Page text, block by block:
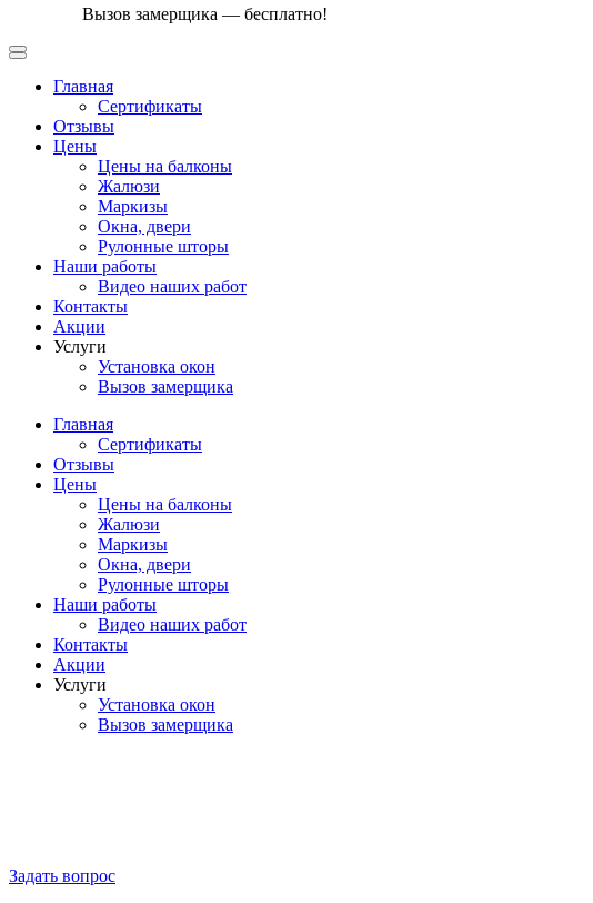
Вызов замерщика — бесплатно!
Главная
Сертификаты
Отзывы
Цены
Цены на балконы
Жалюзи
Маркизы
Окна, двери
Рулонные шторы
Наши работы
Видео наших работ
Контакты
Акции
Услуги
Установка окон
Вызов замерщика
Главная
Сертификаты
Отзывы
Цены
Цены на балконы
Жалюзи
Маркизы
Окна, двери
Рулонные шторы
Наши работы
Видео наших работ
Контакты
Акции
Услуги
Установка окон
Вызов замерщика
Задать вопрос